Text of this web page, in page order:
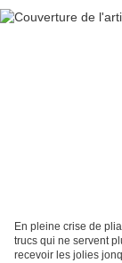
En pleine crise de
trucs qui ne servent
recevoir les jolies